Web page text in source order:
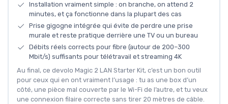
Installation vraiment simple : on branche, on attend 2
minutes, et ça fonctionne dans la plupart des cas
Prise gigogne intégrée qui évite de perdre une prise
murale et reste pratique derrière une TV ou un bureau
Débits réels corrects pour fibre (autour de 200–300
Mbit/s) suffisants pour télétravail et streaming 4K
Au final, ce devolo Magic 2 LAN Starter Kit, c’est un bon outil
pour ceux qui en ont vraiment l’usage : tu as une box d’un
côté, une pièce mal couverte par le Wi-Fi de l’autre, et tu veux
une connexion filaire correcte sans tirer 20 mètres de câble.